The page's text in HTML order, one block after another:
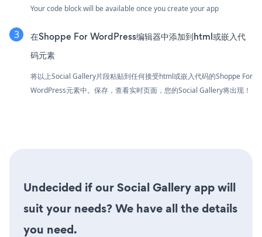
Your code block will be available once you create your app
在Shoppe For WordPress编辑器中添加到html或嵌入代
码元素
将以上Social Gallery片段粘贴到任何接受html或嵌入代码的Shoppe For
WordPress元素中。保存，查看实时页面，您的Social Gallery将出现！
Undecided if our Social Gallery app will
suit your needs? We have all the details
you need.